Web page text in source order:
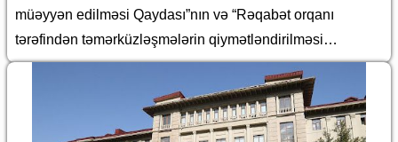
müəyyən edilməsi Qaydası”nın və “Rəqabət orqanı
tərəfindən təmərküzləşmələrin qiymətləndirilməsi
Qaydası”nın təsdiq edilməsi haqqında